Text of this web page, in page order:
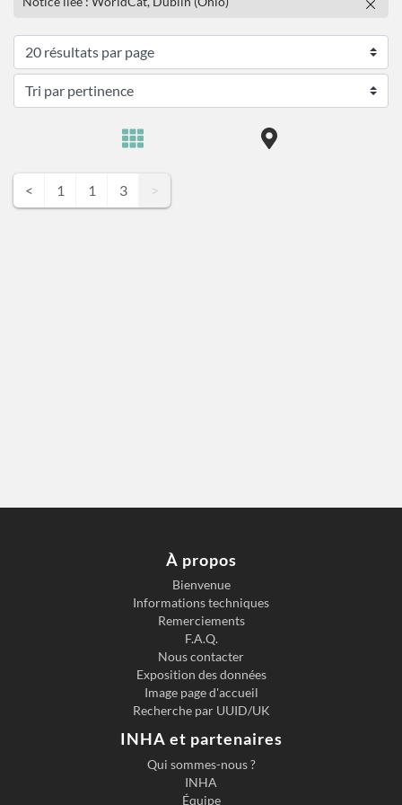
< 1 1 3 >
À propos
Bienvenue
Informations techniques
Remerciements
F.A.Q.
Nous contacter
Exposition des données
Image page d'accueil
Recherche par UUID/UK
INHA et partenaires
Qui sommes-nous ?
INHA
Équipe